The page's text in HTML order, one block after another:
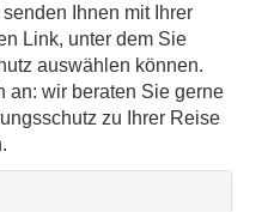
Ihnen mit Ihrer
Link, unter dem Sie
auswählen können.
an: wir beraten Sie gerne
zu Ihrer Reise